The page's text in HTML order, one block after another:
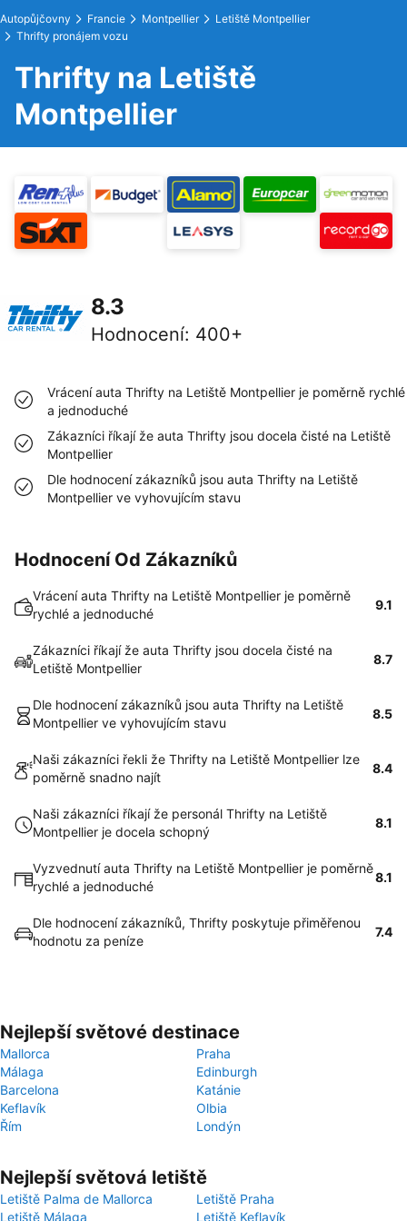
Autopůjčovny Francie Montpellier
Letiště Montpellier
Thrifty pronájem vozu
Thrifty na Letiště
Montpellier
8.3
Hodnocení: 400+
Vrácení auta Thrifty na Letiště Montpellier je poměrně rychlé
a jednoduché
Zákazníci říkají že auta Thrifty jsou docela čisté na Letiště
Montpellier
Dle hodnocení zákazníků jsou auta Thrifty na Letiště
Montpellier ve vyhovujícím stavu
Hodnocení Od Zákazníků
Vrácení auta Thrifty na Letiště Montpellier je poměrně
rychlé a jednoduché
9.1
Zákazníci říkají že auta Thrifty jsou docela čisté na
Letiště Montpellier
8.7
Dle hodnocení zákazníků jsou auta Thrifty na Letiště
Montpellier ve vyhovujícím stavu
8.5
Naši zákazníci řekli že Thrifty na Letiště Montpellier lze
poměrně snadno najít
8.4
Naši zákazníci říkají že personál Thrifty na Letiště
Montpellier je docela schopný
8.1
Vyzvednutí auta Thrifty na Letiště Montpellier je poměrně
rychlé a jednoduché
8.1
Dle hodnocení zákazníků, Thrifty poskytuje přiměřenou
hodnotu za peníze
7.4
Nejlepší světové destinace
Mallorca
Praha
Málaga
Edinburgh
Barcelona
Katánie
Keflavík
Olbia
Řím
Londýn
Nejlepší světová letiště
Letiště Palma de Mallorca
Letiště Praha
Letiště Málaga
Letiště Keflavík